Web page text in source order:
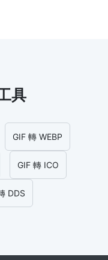
具
GIF 轉 WEBP
GIF 轉 ICO
DDS